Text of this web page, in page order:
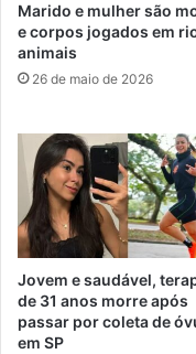
Marido e mulher são
e corpos jogados em
animais
26 de maio de 2026
Jovem e saudável,
de 31 anos morre após
passar por coleta de
em SP